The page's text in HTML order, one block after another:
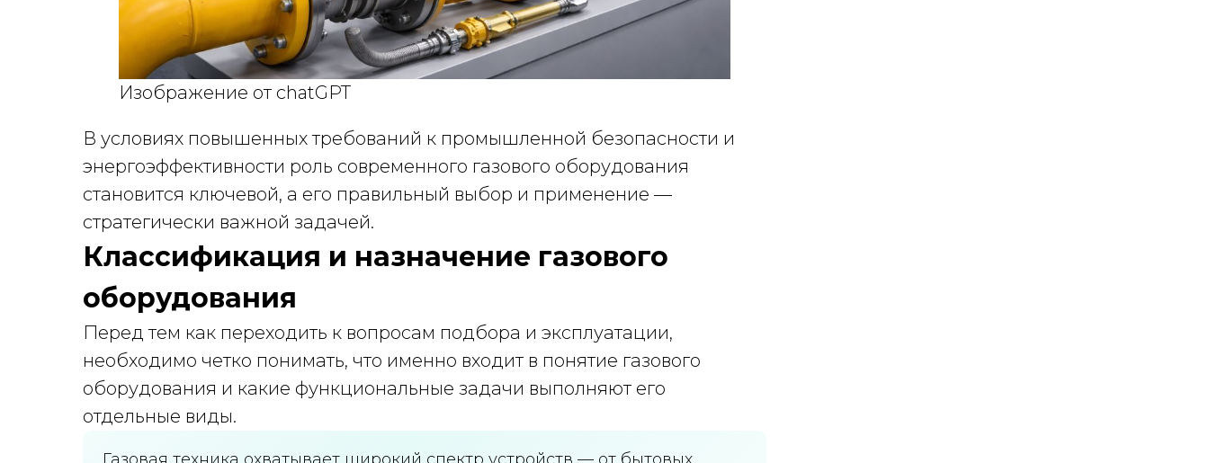
Изображение от chatGPT
В условиях повышенных требований к промышленной безопасности и
энергоэффективности роль современного газового оборудования
становится ключевой, а его правильный выбор и применение —
стратегически важной задачей.
Классификация и назначение газового
оборудования
Перед тем как переходить к вопросам подбора и эксплуатации,
необходимо четко понимать, что именно входит в понятие газового
оборудования и какие функциональные задачи выполняют его
отдельные виды.
Газовая техника охватывает широкий спектр устройств — от бытовых